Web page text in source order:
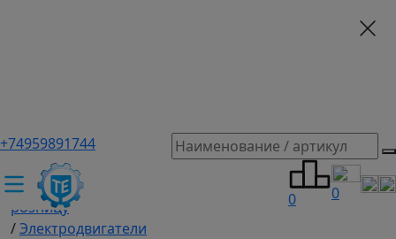
+74959891744
0 0
ТЕХЭКСПЕРТ российский производитель частотные
преобразователи, насосы, и вентиляция
/Промышленное оборудование купить оптом и в
розницу
/Электродвигатели